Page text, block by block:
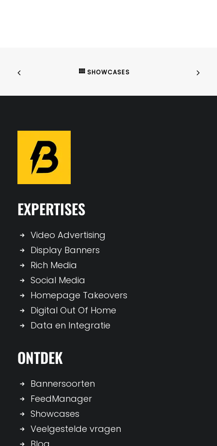
SHOWCASES
EXPERTISES
Video Advertising
Display Banners
Rich Media
Social Media
Homepage Takeovers
Digital Out Of Home
Data en Integratie
ONTDEK
Bannersoorten
FeedManager
Showcases
Veelgestelde vragen